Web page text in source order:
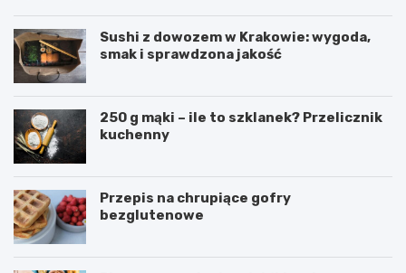
Sushi z dowozem w Krakowie: wygoda,
smak i sprawdzona jakość
250 g mąki – ile to szklanek? Przelicznik
kuchenny
Przepis na chrupiące gofry
bezglutenowe